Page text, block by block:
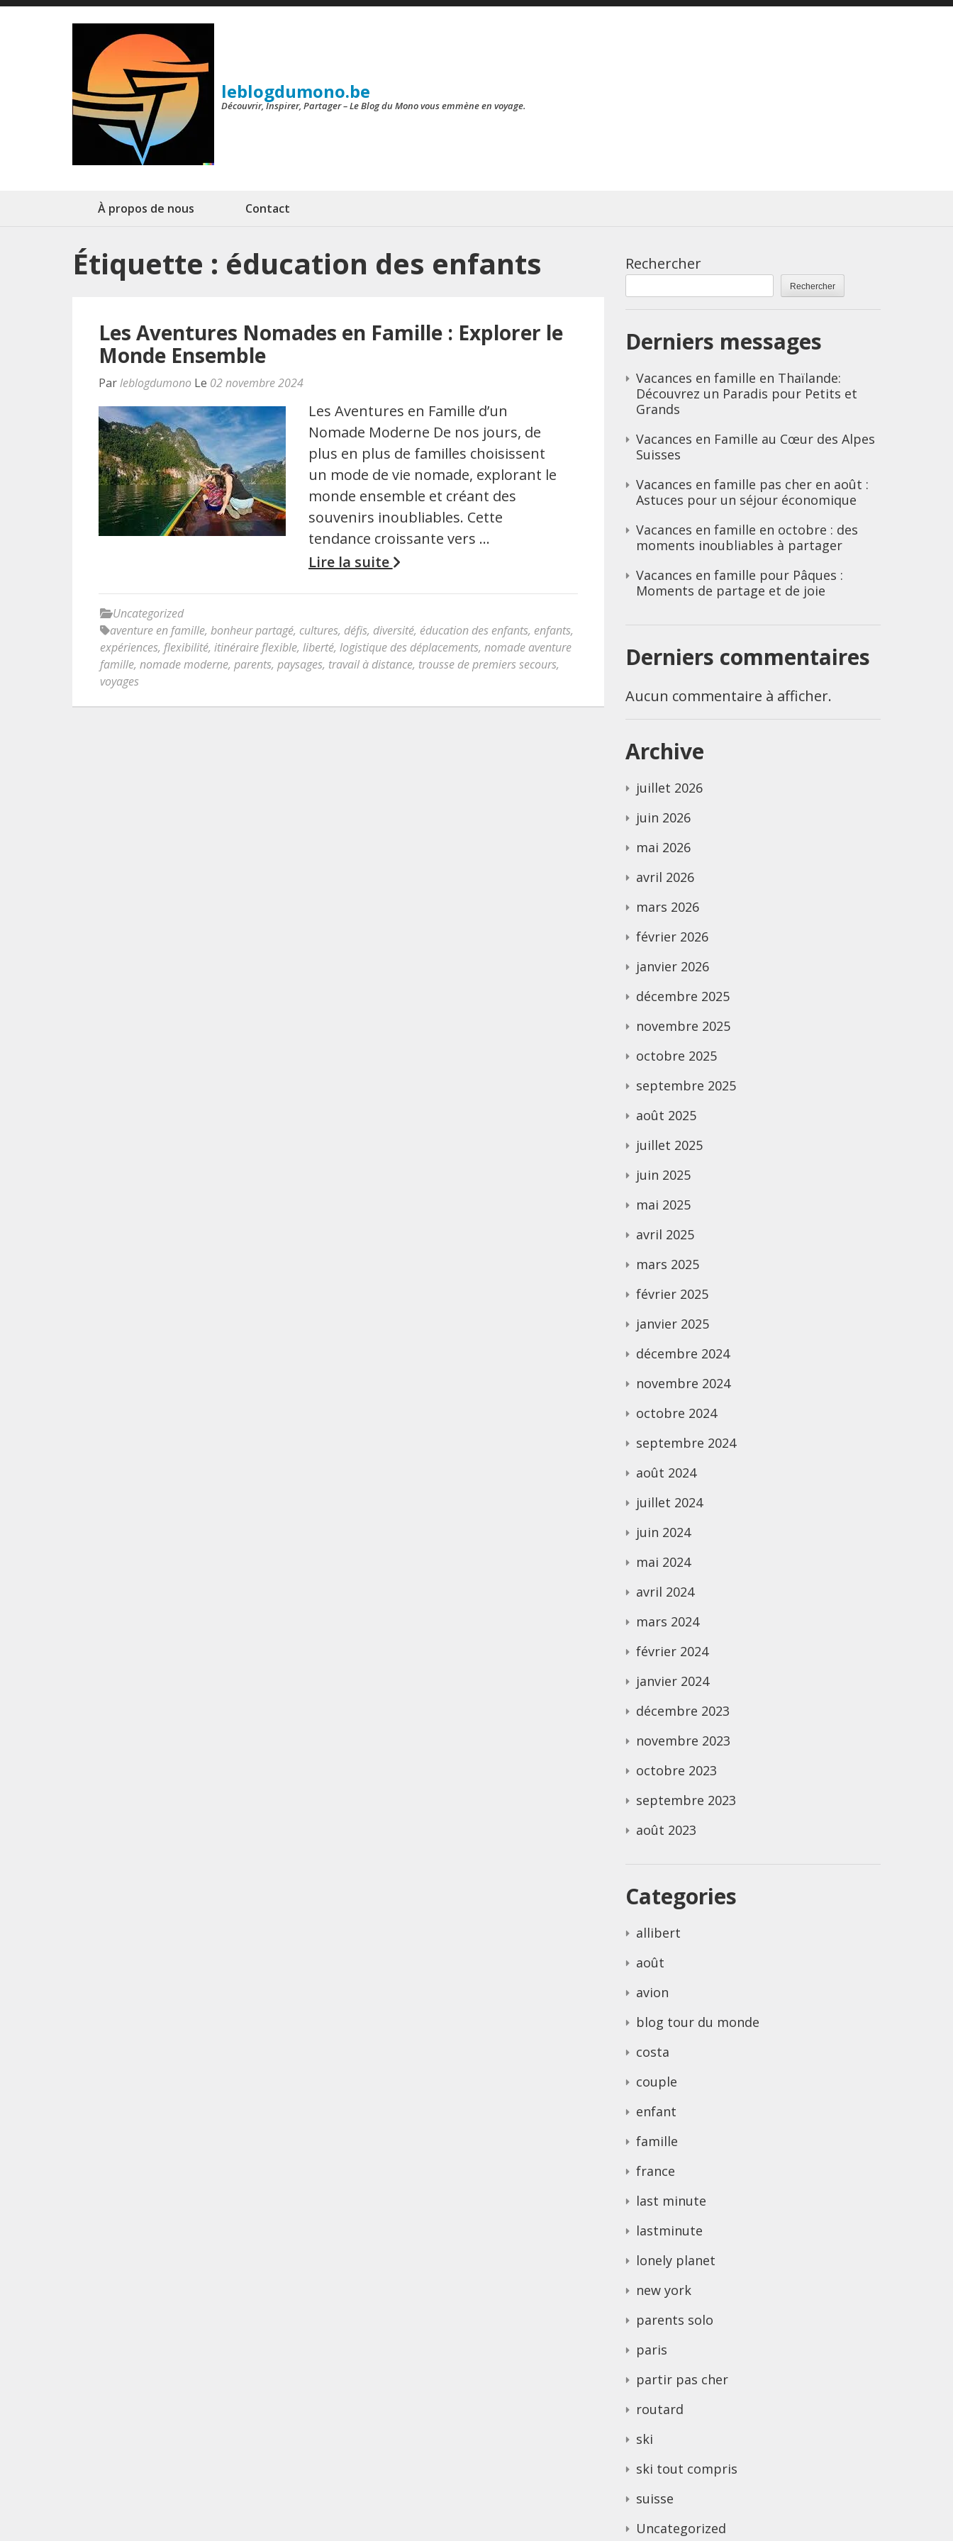
Aller
leblogdumono.be
Découvrir, Inspirer, Partager – Le Blog du Mono vous emmène en voyage.
À propos de nous Contact
Étiquette : éducation des enfants
Les Aventures Nomades en Famille : Explorer le
Monde Ensemble
Parleblogdumono Le 02 novembre 2024
Les Aventures en Famille d’un
Nomade Moderne De nos jours, de
plus en plus de familles choisissent
un mode de vie nomade, explorant le
monde ensemble et créant des
souvenirs inoubliables. Cette
tendance croissante vers …
Lire la suite
Uncategorized
aventure en famille, bonheur partagé, cultures, défis, diversité, éducation des enfants, enfants,
expériences, flexibilité, itinéraire flexible, liberté, logistique des déplacements, nomade aventure
famille, nomade moderne, parents, paysages, travail à distance, trousse de premiers secours,
voyages
Rechercher
Rechercher
Derniers messages
Vacances en famille en Thaïlande:
Découvrez un Paradis pour Petits et
Grands
Vacances en Famille au Cœur des Alpes
Suisses
Vacances en famille pas cher en août :
Astuces pour un séjour économique
Vacances en famille en octobre : des
moments inoubliables à partager
Vacances en famille pour Pâques :
Moments de partage et de joie
Derniers commentaires
Aucun commentaire à afficher.
Archive
juillet 2026
juin 2026
mai 2026
avril 2026
mars 2026
février 2026
janvier 2026
décembre 2025
novembre 2025
octobre 2025
septembre 2025
août 2025
juillet 2025
juin 2025
mai 2025
avril 2025
mars 2025
février 2025
janvier 2025
décembre 2024
novembre 2024
octobre 2024
septembre 2024
août 2024
juillet 2024
juin 2024
mai 2024
avril 2024
mars 2024
février 2024
janvier 2024
décembre 2023
novembre 2023
octobre 2023
septembre 2023
août 2023
Categories
allibert
août
avion
blog tour du monde
costa
couple
enfant
famille
france
last minute
lastminute
lonely planet
new york
parents solo
paris
partir pas cher
routard
ski
ski tout compris
suisse
Uncategorized